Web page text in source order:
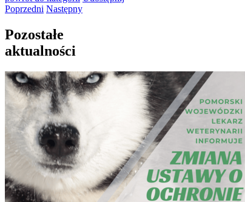
Poprzedni Następny
Pozostałe
aktualności